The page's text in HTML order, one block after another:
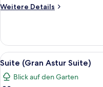
Weitere Details
Weitere
Doppelzimmer,
Terrasse
(Astur
Terrace)
Alle
Fotos
für
7
Suite (Gran Astur Suite)
Blick auf den Garten